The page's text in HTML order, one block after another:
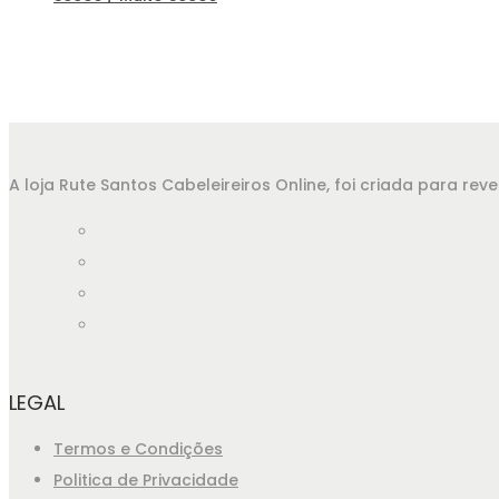
A loja Rute Santos Cabeleireiros Online, foi criada para
LEGAL
Termos e Condições
Politica de Privacidade